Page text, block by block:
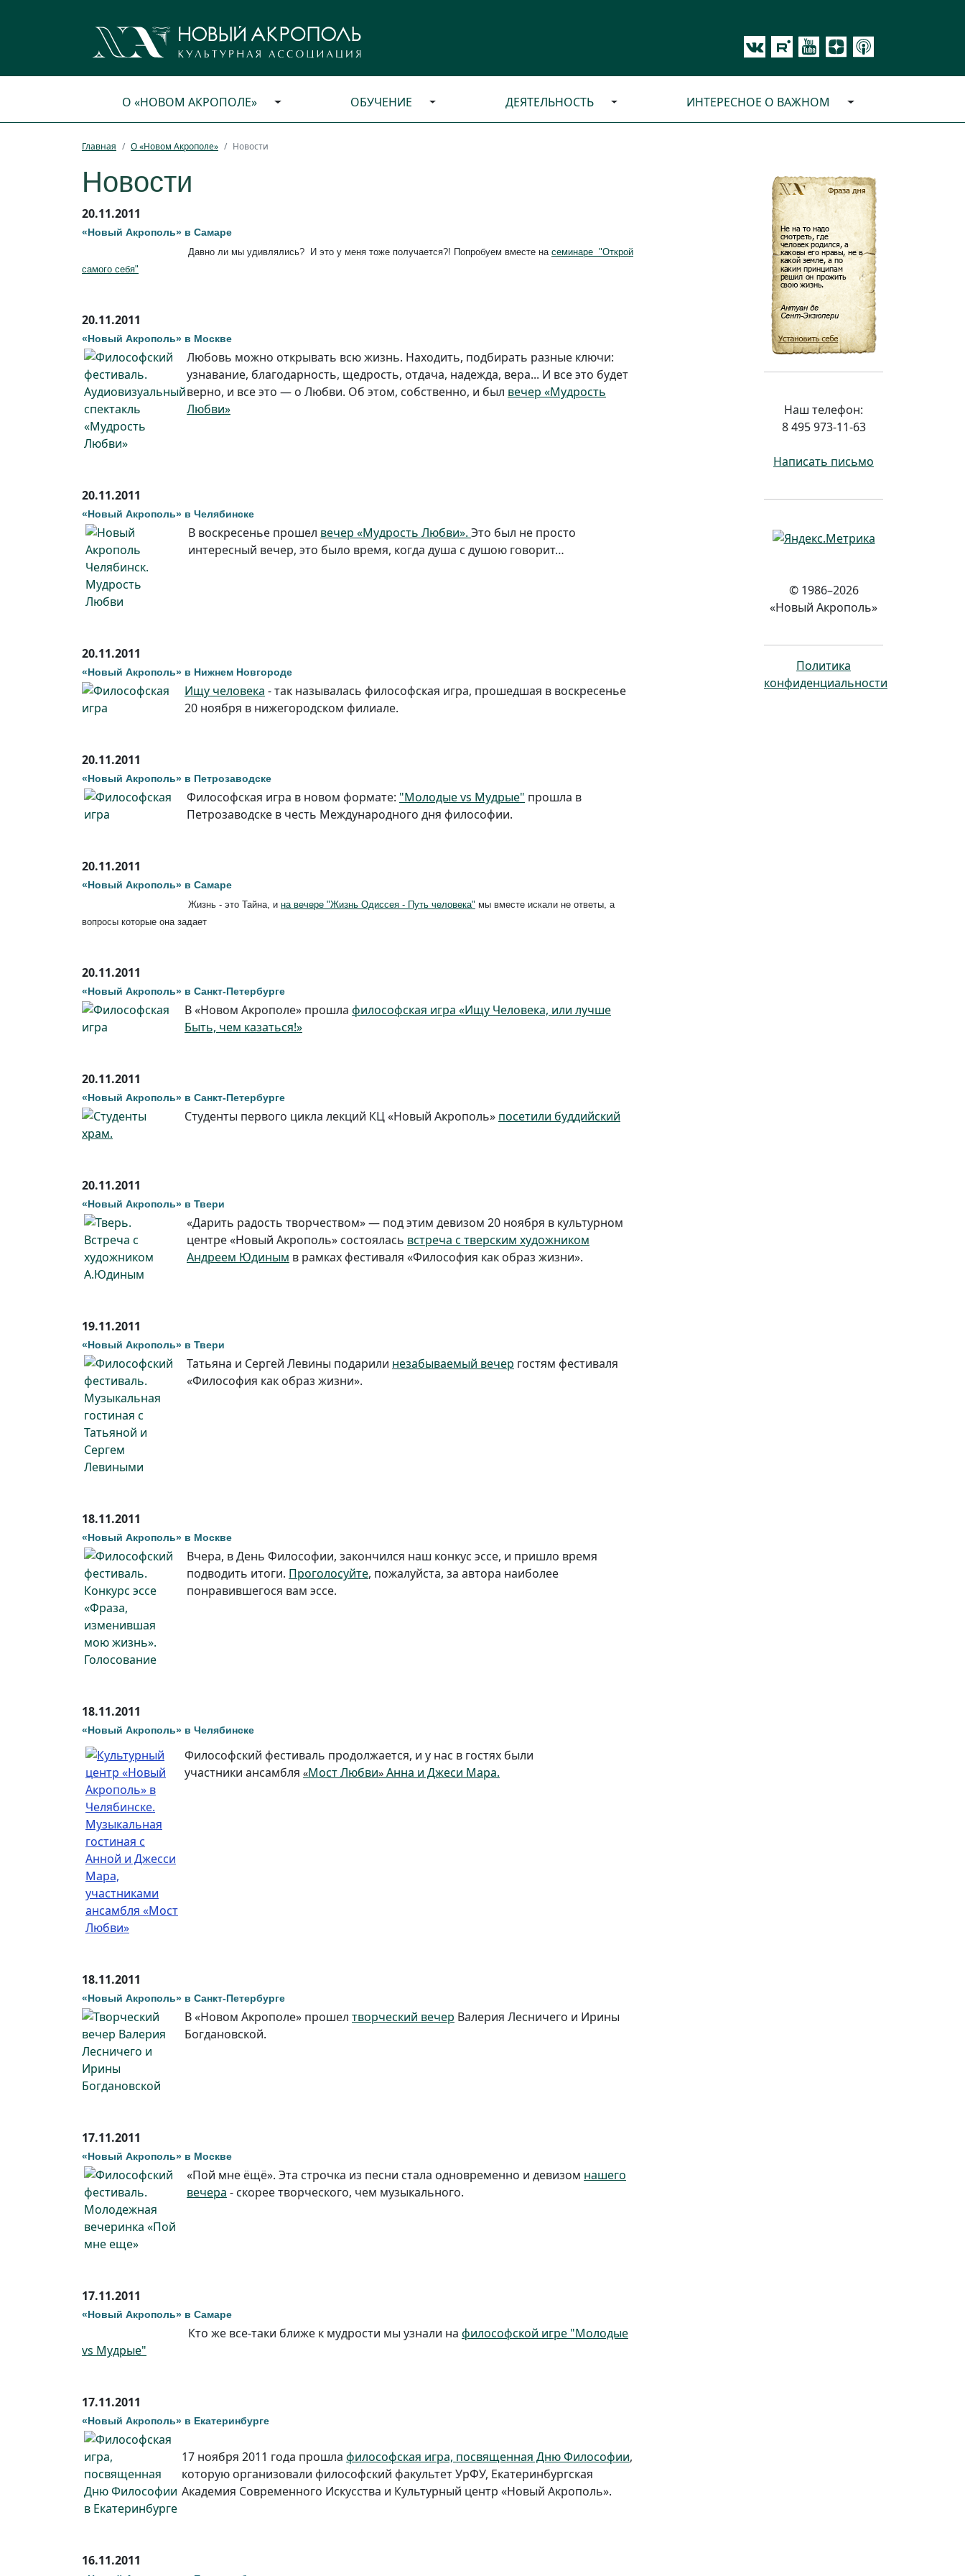
О «НОВОМ АКРОПОЛЕ» ОБУЧЕНИЕ ДЕЯТЕЛЬНОСТЬ ИНТЕРЕСНОЕ О ВАЖНОМ
Главная О «Новом Акрополе» Новости
Новости
20.11.2011
«Новый Акрополь» в Самаре
Давно ли мы удивлялись? И это у меня тоже получается?! Попробуем вместе на семинаре "Открой
самого себя"
20.11.2011
«Новый Акрополь» в Москве
Любовь можно открывать всю жизнь. Находить, подбирать разные ключи:
узнавание, благодарность, щедрость, отдача, надежда, вера... И все это будет
верно, и все это — о Любви. Об этом, собственно, и был вечер «Мудрость
Любви»
20.11.2011
«Новый Акрополь» в Челябинске
В воскресенье прошел вечер «Мудрость Любви». Это был не просто
интересный вечер, это было время, когда душа с душою говорит…
20.11.2011
«Новый Акрополь» в Нижнем Новгороде
Ищу человека - так называлась философская игра, прошедшая в воскресенье
20 ноября в нижегородском филиале.
20.11.2011
«Новый Акрополь» в Петрозаводске
Философская игра в новом формате: "Молодые vs Мудрые" прошла в
Петрозаводске в честь Международного дня философии.
20.11.2011
«Новый Акрополь» в Самаре
Жизнь - это Тайна, и на вечере "Жизнь Одиссея - Путь человека" мы вместе искали не ответы, а
вопросы которые она задает
20.11.2011
«Новый Акрополь» в Санкт-Петербурге
В «Новом Акрополе» прошла философская игра «Ищу Человека, или лучше
Быть, чем казаться!»
20.11.2011
«Новый Акрополь» в Санкт-Петербурге
Студенты первого цикла лекций КЦ «Новый Акрополь» посетили буддийский
храм.
20.11.2011
«Новый Акрополь» в Твери
«Дарить радость творчеством» — под этим девизом 20 ноября в культурном
центре «Новый Акрополь» состоялась встреча с тверским художником
Андреем Юдиным в рамках фестиваля «Философия как образ жизни».
19.11.2011
«Новый Акрополь» в Твери
Татьяна и Сергей Левины подарили незабываемый вечер гостям фестиваля
«Философия как образ жизни».
18.11.2011
«Новый Акрополь» в Москве
Вчера, в День Философии, закончился наш конкус эссе, и пришло время
подводить итоги. Проголосуйте, пожалуйста, за автора наиболее
понравившегося вам эссе.
18.11.2011
«Новый Акрополь» в Челябинске
Философский фестиваль продолжается, и у нас в гостях были
участники ансамбля «Мост Любви» Анна и Джеси Мара.
18.11.2011
«Новый Акрополь» в Санкт-Петербурге
В «Новом Акрополе» прошел творческий вечер Валерия Лесничего и Ирины
Богдановской.
17.11.2011
«Новый Акрополь» в Москве
«Пой мне ёщё». Эта строчка из песни стала одновременно и девизом нашего
вечера - скорее творческого, чем музыкального.
17.11.2011
«Новый Акрополь» в Самаре
Кто же все-таки ближе к мудрости мы узнали на философской игре "Молодые
vs Мудрые"
17.11.2011
«Новый Акрополь» в Екатеринбурге
17 ноября 2011 года прошла философская игра, посвященная Дню Философии,
которую организовали философский факультет УрФУ, Екатеринбургская
Академия Современного Искусства и Культурный центр «Новый Акрополь».
16.11.2011
Наш телефон:
8 495 973-11-63
Написать письмо
© 1986–2026
«Новый Акрополь»
Политика
конфиденциальности